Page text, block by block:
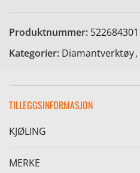
Produktnummer: 522684301
Kategorier: Diamantverktøy,
TILLEGGSINFORMASJON
KJØLING
MERKE